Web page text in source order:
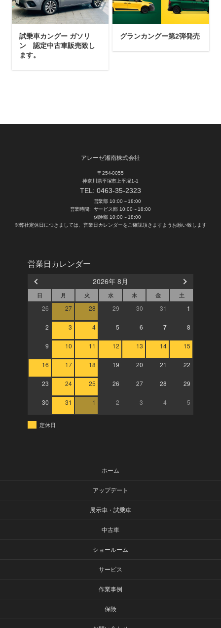
試乗車カングー ガソリ
ン 認定中古車販売致し
ます。
グランカングー第2弾発売
アレーゼ湘南株式会社
〒254-0055
神奈川県平塚市上平塚1-1
TEL:0463-35-2323
営業時間:
営業部 10:00～18:00
サービス部 10:00～18:00
保険部 10:00～18:00
※弊社定休日につきましては、営業日カレンダーをご確認頂きますようお願い致します
営業日カレンダー
2026年 8月
日 月 火 水 木 金 土
26 27 28 29 30 31 1
2 3 4 5 6 7 8
9 10 11 12 13 14 15
16 17 18 19 20 21 22
23 24 25 26 27 28 29
30 31 1 2 3 4 5
定休日
ホーム
アップデート
展示車・試乗車
中古車
ショールーム
サービス
作業事例
保険